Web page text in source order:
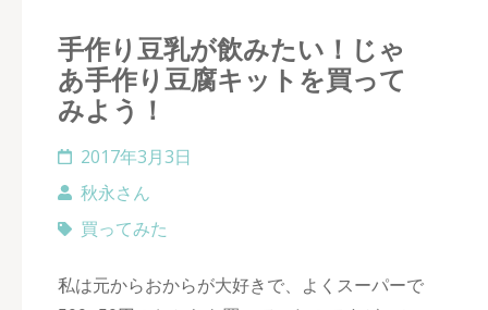
手作り豆乳が飲みたい！じゃ
あ手作り豆腐キットを買って
みよう！
2017年3月3日
秋永さん
買ってみた
私は元からおからが大好きで、よくスーパーで